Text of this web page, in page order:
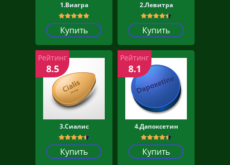
1.Виагра
Купить
2.Левитра
Купить
3.Сиалис
Купить
Рейтинг
8.5
4.Дапоксетин
Купить
Рейтинг
8.1